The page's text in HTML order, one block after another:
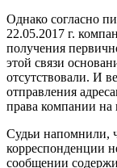
Однако согласно
22.05.2017 г.
получения
этой связи
отсутствовали. И
отправления
права компании на
Судьи напомнили,
корреспонденции
сообщении